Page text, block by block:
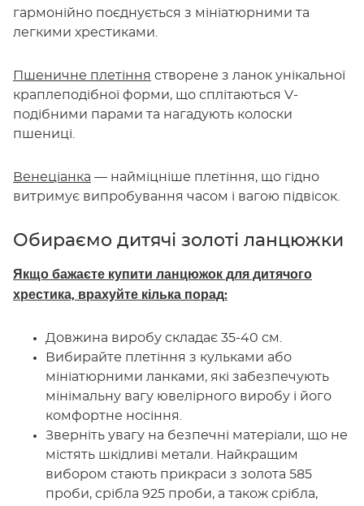
гармонійно поєднується з мініатюрними та
легкими хрестиками.
Пшеничне плетіння створене з ланок унікальної
краплеподібної форми, що сплітаються V-
подібними парами та нагадують колоски
пшениці.
Венеціанка — найміцніше плетіння, що гідно
витримує випробування часом і вагою підвісок.
Обираємо дитячі золоті ланцюжки
Якщо бажаєте купити ланцюжок для дитячого
хрестика, врахуйте кілька порад:
Довжина виробу складає 35-40 см.
Вибирайте плетіння з кульками або
мініатюрними ланками, які забезпечують
мінімальну вагу ювелірного виробу і його
комфортне носіння.
Зверніть увагу на безпечні матеріали, що не
містять шкідливі метали. Найкращим
вибором стають прикраси з золота 585
проби, срібла 925 проби, а також срібла,